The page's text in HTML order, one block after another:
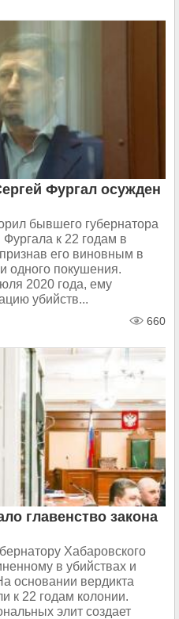
Фургал осужден
бывшего губернатора
к 22 годам в
его виновным в
одного покушения.
2020 года, ему
убийств...
660
главенство закона
Хабаровского
в убийствах и
основании вердикта
к 22 годам колонии.
элит создает